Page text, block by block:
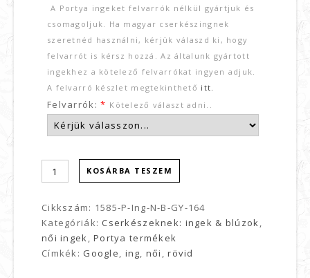
A Portya ingeket felvarrók nélkül gyártjuk és
csomagoljuk. Ha magyar cserkészingnek
szeretnéd használni, kérjük válaszd ki, hogy
felvarrót is kérsz hozzá. Az általunk gyártott
ingekhez a kötelező felvarrókat ingyen adjuk.
A felvarró készlet megtekinthető itt.
Felvarrók: * Kötelező választ adni..
KOSÁRBA TESZEM
Cikkszám: 1585-P-Ing-N-B-GY-164
Kategóriák: Cserkészeknek: ingek & blúzok,
női ingek,Portya termékek
Címkék: Google, ing, női ,rövid